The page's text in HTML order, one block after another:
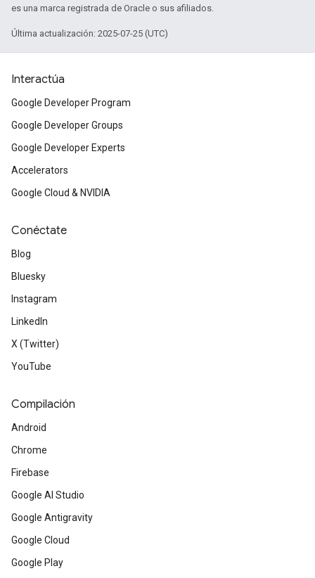
es una marca registrada de Oracle o sus afiliados.
Última actualización: 2025-07-25 (UTC)
Interactúa
Google Developer Program
Google Developer Groups
Google Developer Experts
Accelerators
Google Cloud & NVIDIA
Conéctate
Blog
Bluesky
Instagram
LinkedIn
X (Twitter)
YouTube
Compilación
Android
Chrome
Firebase
Google AI Studio
Google Antigravity
Google Cloud
Google Play